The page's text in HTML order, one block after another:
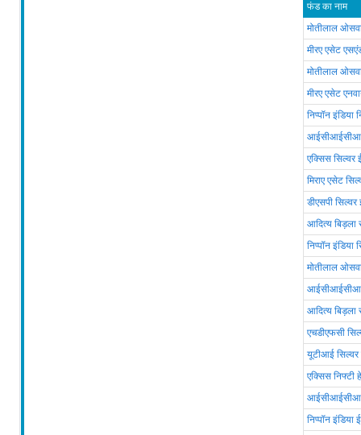
फंड का नाम
मोतीलाल
मीरए एसेट
मोतीलाल
मीरए एसेट
निप्पॉन इंडिया
एक्सिस सिल्वर
मिराए एसेट
डीएसपी सिल्वर
आदित्य बिड़ला
निप्पॉन इंडिया
मोतीलाल
आदित्य
एचडीएफसी
यूटीआई सिल्वर
एक्सिस निफ्टी
निप्पॉन